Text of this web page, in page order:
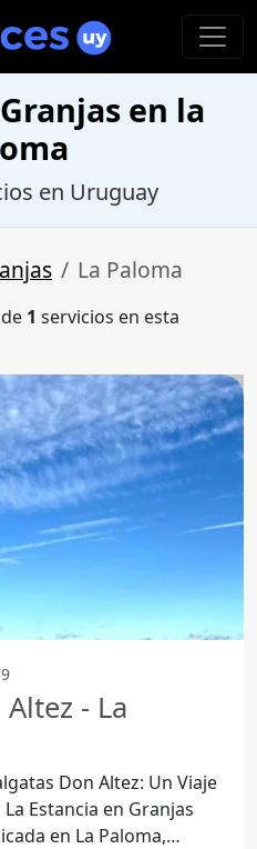
en la
en Uruguay
La Paloma
de 1 servicios en esta
- La
Don Altez: Un Viaje
en La Paloma,